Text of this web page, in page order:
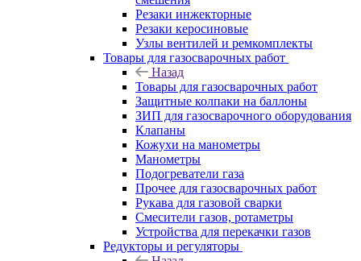
Резаки инжекторные
Резаки керосиновые
Узлы вентилей и ремкомплекты
Товары для газосварочных работ
Назад
Товары для газосварочных работ
Защитные колпаки на баллоны
ЗИП для газосварочного оборудования
Клапаны
Кожухи на манометры
Манометры
Подогреватели газа
Прочее для газосварочных работ
Рукава для газовой сварки
Смесители газов, ротаметры
Устройства для перекачки газов
Редукторы и регуляторы